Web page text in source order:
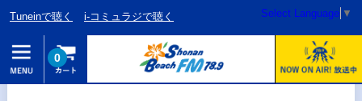
Tuneinで聴く i-コミュラジで聴く Select Language ▼
0